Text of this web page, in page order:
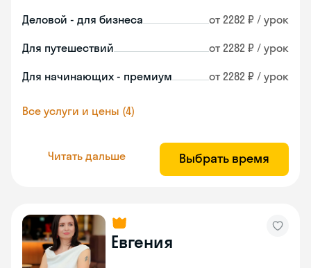
Деловой - для бизнеса от 2282 ₽ / урок
Для путешествий от 2282 ₽ / урок
Для начинающих - премиум от 2282 ₽ / урок
Все услуги и цены (4)
Читать дальше Выбрать время
Евгения